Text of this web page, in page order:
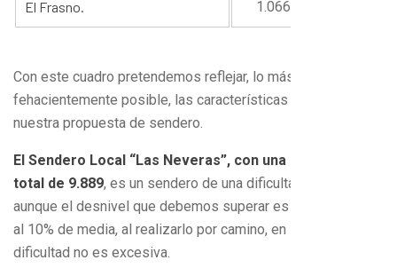
El Frasno. 1.066
Con este cuadro pretendemos reflejar, lo más
fehacientemente posible, las características técnicas de
nuestra propuesta de sendero.
El Sendero Local “Las Neveras”, con una distancia
total de 9.889, es un sendero de una dificultad media,
aunque el desnivel que debemos superar es algo superior
al 10% de media, al realizarlo por camino, en su mayoría, su
dificultad no es excesiva.